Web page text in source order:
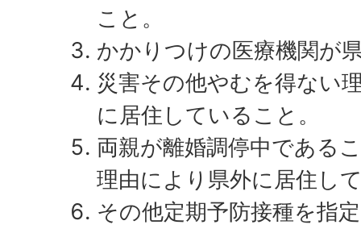
こと。
かかりつけの医療機関が
災害その他やむを得ない
に居住していること。
両親が離婚調停中である
理由により県外に居住し
その他定期予防接種を指